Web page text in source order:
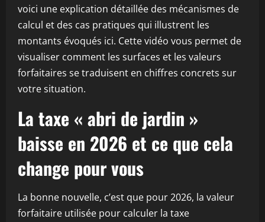
voici une explication détaillée des mécanismes de
calcul et des cas pratiques qui illustrent les
montants évoqués ici. Cette vidéo vous permet de
visualiser comment les surfaces et les valeurs
forfaitaires se traduisent en chiffres concrets sur
votre situation.
La taxe « abri de jardin »
baisse en 2026 et ce que cela
change pour vous
La bonne nouvelle, c’est que pour 2026, la valeur
forfaitaire utilisée pour calculer la taxe